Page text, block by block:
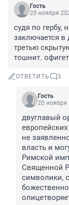
Гость
20 ноября
судя по гербу,
заключается
третью
тошнит.
ОТВЕТИТЬ 3
Гость
20 ноября
двуглавый
не
власть и
Римской
Священной
символики,